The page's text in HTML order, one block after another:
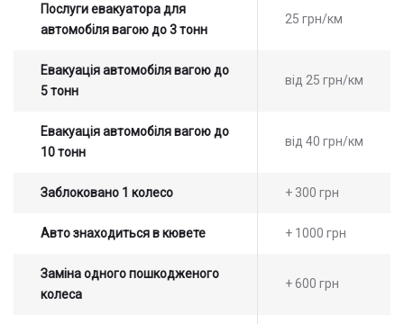
Послуги евакуатора для
автомобіля вагою до 3 тонн
25 грн/км
Евакуація автомобіля вагою до
5 тонн
від 25 грн/км
Евакуація автомобіля вагою до
10 тонн
від 40 грн/км
Заблоковано 1 колесо + 300 грн
Авто знаходиться в кювете + 1000 грн
Заміна одного пошкодженого
колеса
+ 600 грн